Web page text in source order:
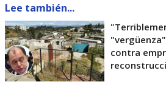
Lee también...
contra